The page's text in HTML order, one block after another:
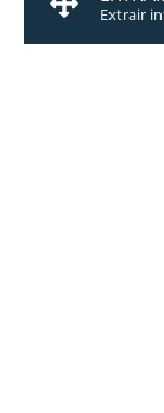
Extrair